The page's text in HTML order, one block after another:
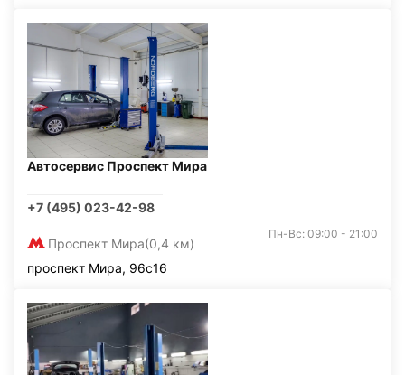
Автосервис Проспект Мира
+7 (495) 023-42-98
Проспект Мира(0,4 км)
Пн-Вс: 09:00 - 21:00
проспект Мира, 96с16